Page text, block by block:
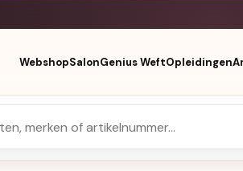
WebshopSalonGenius WeftOpleidingen